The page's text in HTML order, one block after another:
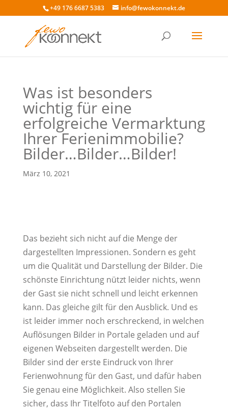
+49 176 6687 5383 info@fewokonnekt.de
Was ist besonders
wichtig für eine
erfolgreiche Vermarktung
Ihrer Ferienimmobilie?
Bilder…Bilder…Bilder!
März 10, 2021
Das bezieht sich nicht auf die Menge der
dargestellten Impressionen. Sondern es geht
um die Qualität und Darstellung der Bilder. Die
schönste Einrichtung nützt leider nichts, wenn
der Gast sie nicht schnell und leicht erkennen
kann. Das gleiche gilt für den Ausblick. Und es
ist leider immer noch erschreckend, in welchen
Auflösungen Bilder in Portale geladen und auf
eigenen Webseiten dargestellt werden. Die
Bilder sind der erste Eindruck von Ihrer
Ferienwohnung für den Gast, und dafür haben
Sie genau eine Möglichkeit. Also stellen Sie
sicher, dass Ihr Titelfoto auf den Portalen